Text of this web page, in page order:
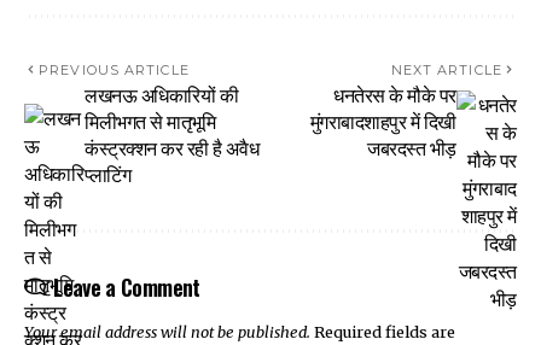
PREVIOUS ARTICLE
लखनऊ अधिकारियों की
मिलीभगत से मातृभूमि
कंस्ट्रक्शन कर रही है अवैध
प्लाटिंग
NEXT ARTICLE
धनतेरस के मौके पर
मुंगराबादशाहपुर में दिखी
जबरदस्त भीड़
Leave a Comment
Your email address will not be published. Required fields are